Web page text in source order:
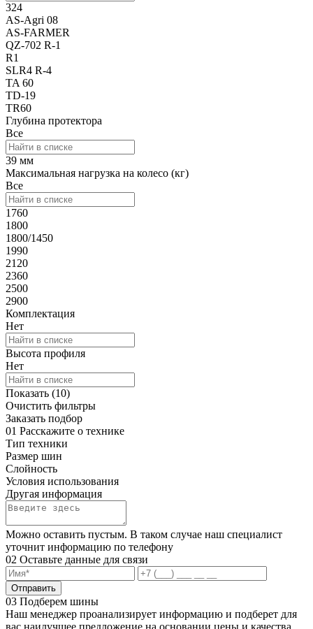
324
AS-Agri 08
AS-FARMER
QZ-702 R-1
R1
SLR4 R-4
TA 60
TD-19
TR60
Глубина протектора
Все
39 мм
Максимальная нагрузка на колесо (кг)
Все
1760
1800
1800/1450
1990
2120
2360
2500
2900
Комплектация
Нет
Высота профиля
Нет
Показать (10)
Очистить фильтры
Заказать подбор
01 Расскажите о технике
Тип техники
Размер шин
Слойность
Условия использования
Другая информация
Можно оставить пустым. В таком случае наш специалист
уточнит информацию по телефону
02 Оставьте данные для связи
Отправить
03 Подберем шины
Наш менеджер проанализирует информацию и подберет для
вас наилучшее предложение на основании цены и качества